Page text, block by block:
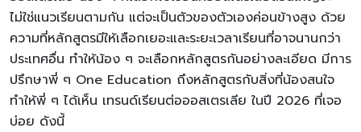
ไม่ใช่แนวเรียนตามกัน แต่จะเป็นตัวของตัวเองค่อนข้างสูง ด้วย
ความที่หลักสูตรมีให้เลือกเยอะและระยะเวลาเรียนที่อาจนานกว่า
ประเทศอื่น ทำให้น้อง ๆ จะเลือกหลักสูตรกันอย่างละเอียด มีการ
ปรึกษาพี่ ๆ One Education ถึงหลักสูตรกับสิ่งที่น้องสนใจ
ทำให้พี่ ๆ ได้เห็น เทรนด์เรียนต่อออสเตรเลีย ในปี 2026 ที่เจอ
บ่อย ดังนี้